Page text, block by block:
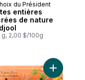
de cœur
du Président
entières
de nature
2,00 $/100g
à salade Verdure et